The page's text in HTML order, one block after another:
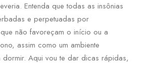
Entenda que todas as insônias
e perpetuadas por
não favoreçam o início ou a
assim como um ambiente
Aqui vou te dar dicas rápidas,